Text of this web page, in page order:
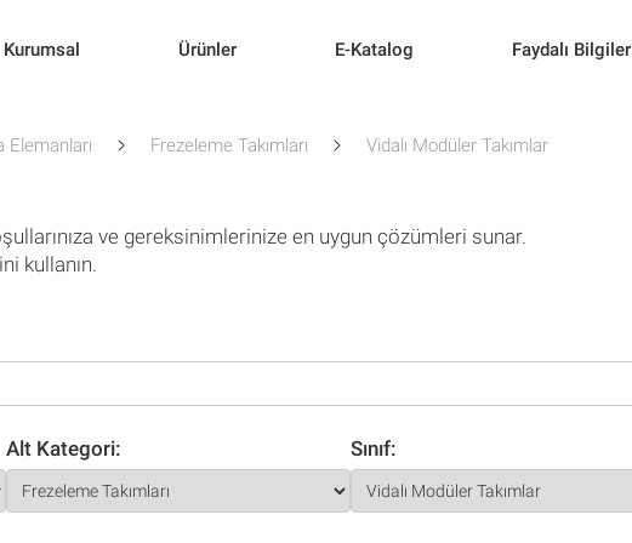
Kurumsal Ürünler E-Katalog Faydalı Bilgiler
Elemanları Frezeleme Takımları Vidalı Modüler Takımlar
ve gereksinimlerinize en uygun çözümleri sunar.
kullanın.
Alt Kategori: Sınıf: